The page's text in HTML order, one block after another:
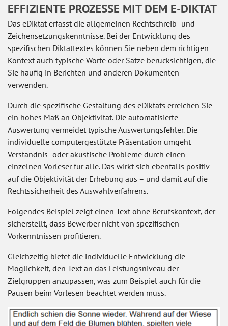
EFFIZIENTE PROZESSE MIT DEM E-DIKTAT
Das eDiktat erfasst die allgemeinen Rechtschreib- und
Zeichensetzungskenntnisse. Bei der Entwicklung des
spezifischen Diktattextes können Sie neben dem richtigen
Kontext auch typische Worte oder Sätze berücksichtigen, die
Sie häufig in Berichten und anderen Dokumenten
verwenden.
Durch die spezifische Gestaltung des eDiktats erreichen Sie
ein hohes Maß an Objektivität. Die automatisierte
Auswertung vermeidet typische Auswertungsfehler. Die
individuelle computergestützte Präsentation umgeht
Verständnis- oder akustische Probleme durch einen
einzelnen Vorleser für alle. Das wirkt sich ebenfalls positiv
auf die Objektivität der Erhebung aus – und damit auf die
Rechtssicherheit des Auswahlverfahrens.
Folgendes Beispiel zeigt einen Text ohne Berufskontext, der
sicherstellt, dass Bewerber nicht von spezifischen
Vorkenntnissen profitieren.
Gleichzeitig bietet die individuelle Entwicklung die
Möglichkeit, den Text an das Leistungsniveau der
Zielgruppen anzupassen, was zum Beispiel auch für die
Pausen beim Vorlesen beachtet werden muss.